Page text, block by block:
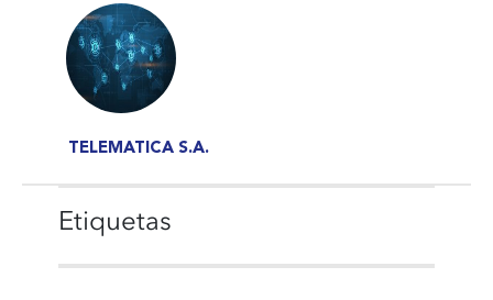
TELEMATICA S.A.
Etiquetas